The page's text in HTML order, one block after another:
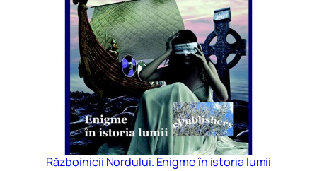
Războinicii Nordului. Enigme în istoria lumii